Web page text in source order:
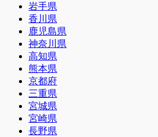
岩手県
香川県
鹿児島県
神奈川県
高知県
熊本県
京都府
三重県
宮城県
宮崎県
長野県